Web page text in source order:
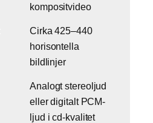
kompositvideo
Cirka 425–440
horisontella
bildlinjer
Analogt stereoljud
eller digitalt PCM-
ljud i cd-kvalitet